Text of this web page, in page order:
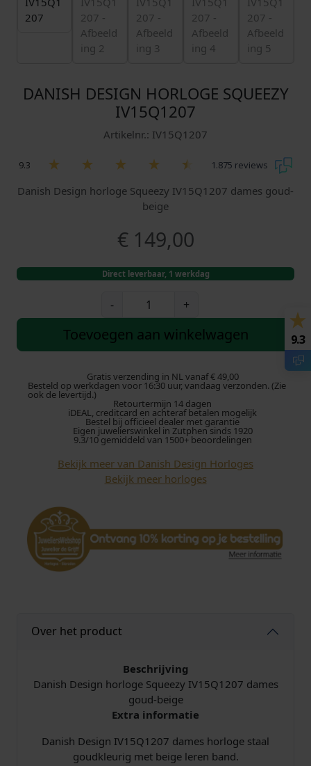
DANISH DESIGN HORLOGE SQUEEZY
IV15Q1207
Artikelnr.: IV15Q1207
9.3 1.875 reviews
Danish Design horloge Squeezy IV15Q1207 dames goud-
beige
€149,00
Direct leverbaar, 1 werkdag
-
n
h
D
s
i
n
h
l
o
e
y
5
Q
+
Toevoegen aan winkelwagen
Gratis verzending in NL vanaf € 49,00
Besteld op werkdagen voor 16:30 uur, vandaag verzonden. (Zie
ook de levertijd.)
Retourtermijn 14 dagen
iDEAL, creditcard en achteraf betalen mogelijk
Bestel bij officieel dealer met garantie
Eigen juwelierswinkel in Zutphen sinds 1920
9.3/10 gemiddeld van 1500+ beoordelingen
Bekijk meer van Danish Design Horloges
Bekijk meer horloges
Over het product
Beschrijving
Danish Design horloge Squeezy IV15Q1207 dames
goud-beige
Extra informatie
Danish Design IV15Q1207 dames horloge staal
goudkleurig met beige leren band.
9.3